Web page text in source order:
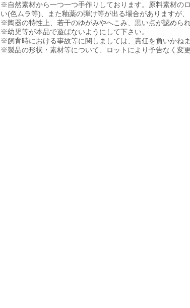
※自然素材から一つ一つ手作りしております。原料素材の
い(色ムラ等)、また釉薬の弾け等が出る場合がありますが、
※陶器の特性上、若干のゆがみやへこみ、黒い点が認めら
※幼児等が本品で遊ばないようにして下さい。
※飼育時における事故等に関しましては、責任を負いかね
※製品の形状・素材等について、ロットにより予告なく変